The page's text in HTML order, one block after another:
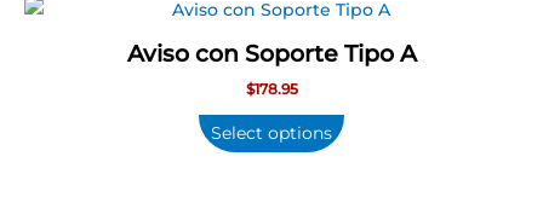
Aviso con Soporte Tipo A
$178.95
Select options